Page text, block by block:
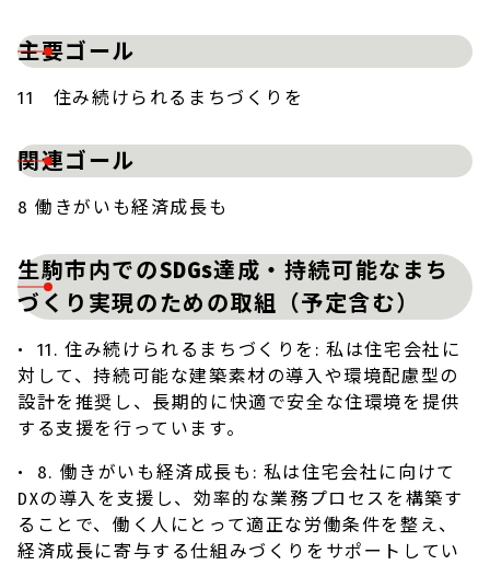
主要ゴール
11 住み続けられるまちづくりを
関連ゴール
8 働きがいも経済成長も
生駒市内でのSDGs達成・持続可能なまち
づくり実現のための取組（予定含む）
• 11. 住み続けられるまちづくりを: 私は住宅会社に
対して、持続可能な建築素材の導入や環境配慮型の
設計を推奨し、長期的に快適で安全な住環境を提供
する支援を行っています。
• 8. 働きがいも経済成長も: 私は住宅会社に向けて
DXの導入を支援し、効率的な業務プロセスを構築す
ることで、働く人にとって適正な労働条件を整え、
経済成長に寄与する仕組みづくりをサポートしてい